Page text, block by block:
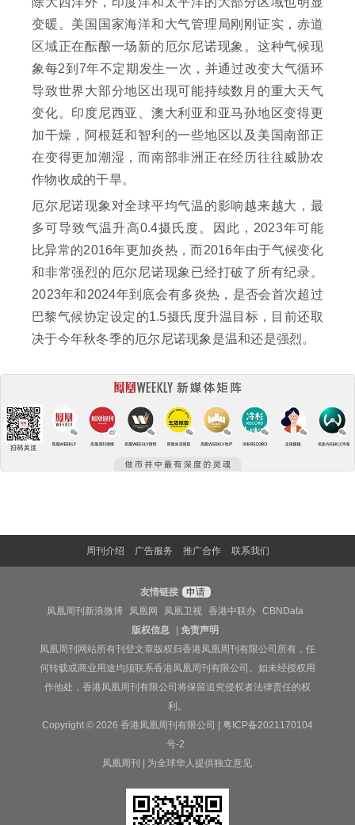
变暖。美国国家海洋和大气管理局刚刚证实，赤道
区域正在酝酿一场新的厄尔尼诺现象。这种气候现
象每2到7年不定期发生一次，并通过改变大气循环
导致世界大部分地区出现可能持续数月的重大天气
变化。印度尼西亚、澳大利亚和亚马孙地区变得更
加干燥，阿根廷和智利的一些地区以及美国南部正
在变得更加潮湿，而南部非洲正在经历往往威胁农
作物收成的干旱。
厄尔尼诺现象对全球平均气温的影响越来越大，最
多可导致气温升高0.4摄氏度。因此，2023年可能
比异常的2016年更加炎热，而2016年由于气候变化
和非常强烈的厄尔尼诺现象已经打破了所有纪录。
2023年和2024年到底会有多炎热，是否会首次超过
巴黎气候协定设定的1.5摄氏度升温目标，目前还取
决于今年秋冬季的厄尔尼诺现象是温和还是强烈。
周刊介绍 广告服务 推广合作 联系我们
友情链接
申请
凤凰周刊新浪微博
凤凰网 凤凰卫视 香港中联办
CBNData
版权信息
|免责声明
凤凰周刊网站所有刊登文章版权归香港凤凰周刊有限公司所有，任
何转载或商业用途均须联系香港凤凰周刊有限公司。如未经授权用
作他处，香港凤凰周刊有限公司将保留追究侵权者法律责任的权
利。
Copyright © 2026 香港凤凰周刊有限公司 | 粤ICP备2021170104
号-2
凤凰周刊 | 为全球华人提供独立意见